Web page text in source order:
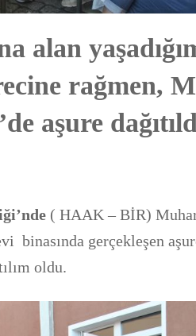
alan
rağmen,
aşure
( HAAK – BİR)
binasında gerçekleşen
oldu.